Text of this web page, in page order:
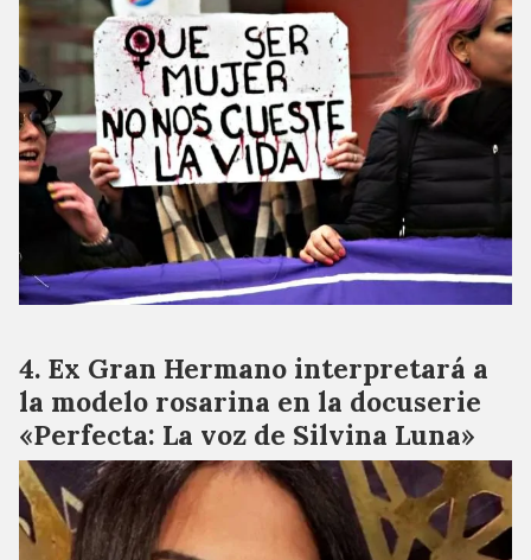
Ex Gran Hermano interpretará a
la modelo rosarina en la docuserie
«Perfecta: La voz de Silvina Luna»